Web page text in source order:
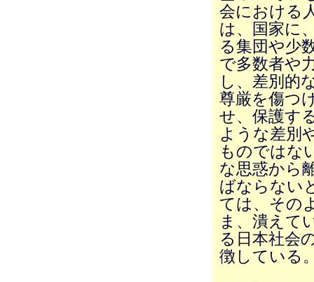
会における
は、国家に
る集団や少
で多数者や
し、差別的
尊厳を傷つ
せ、保護す
ような差別
ものではな
な思惑から
ばならない
ては、その
ま、潰えて
る日本社会
徴している